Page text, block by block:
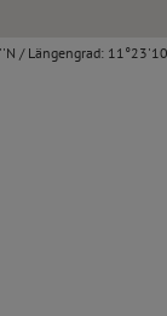
/ Längengrad: